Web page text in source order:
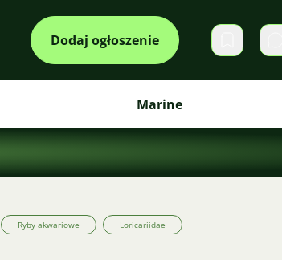
Dodaj ogłoszenie
Marine
Ryby akwariowe Loricariidae